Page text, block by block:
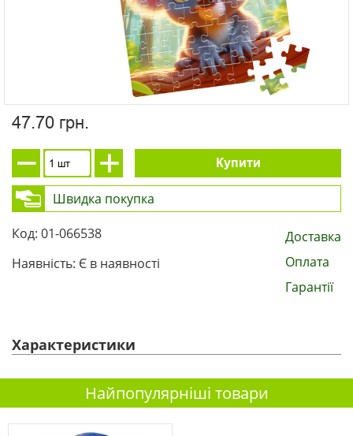
47.70 грн.
Купити
Швидка покупка
Код: 01-066538
Наявність: Є в наявності
Доставка
Оплата
Гарантії
Характеристики
Найпопулярніші товари